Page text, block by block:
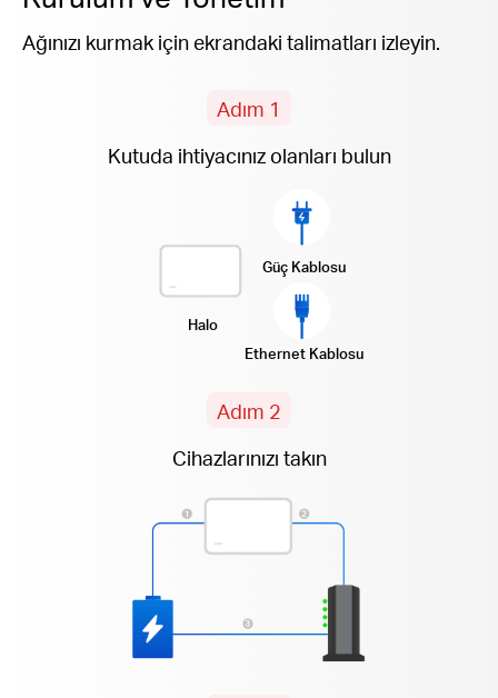
Ağınızı kurmak için ekrandaki talimatları izleyin.
Adım 1
Kutuda ihtiyacınız olanları bulun
Halo
Güç Kablosu
Ethernet Kablosu
Adım 2
Cihazlarınızı takın